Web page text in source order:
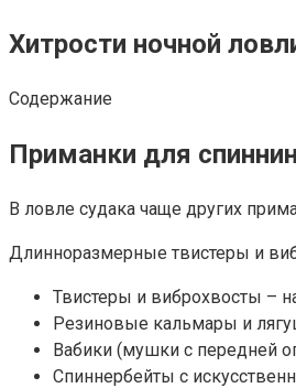
Хитрости ночной
Содержание
Приманки для
В ловле судака чаще других
Длинноразмерные твистеры и
Твистеры и виброхвосты –
Резиновые кальмары и
Вабики (мушки с передней
Спиннербейты с